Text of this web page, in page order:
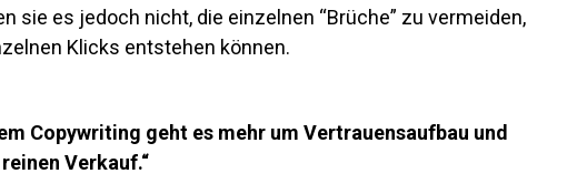
sie es jedoch nicht, die einzelnen “Brüche” zu vermeiden,
Klicks entstehen können.
Copywriting geht es mehr um Vertrauensaufbau und
Verkauf.“